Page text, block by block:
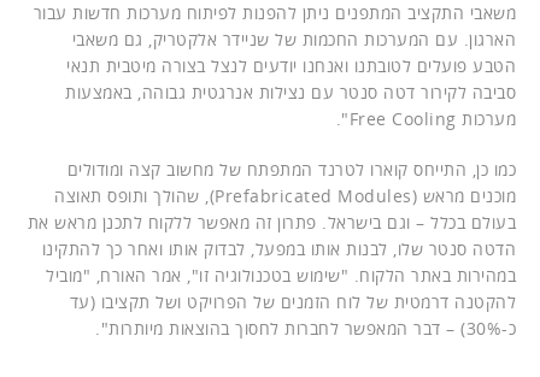
משאבי התקציב המתפנים ניתן להפנות לפיתוח מערכות חדשות עבור
הארגון. עם המערכות החכמות של שניידר אלקטריק, גם משאבי
הטבע פועלים לטובתנו ואנחנו יודעים לנצל בצורה מיטבית תנאי
סביבה לקירור דטה סנטר עם נצילות אנרגטית גבוהה, באמצעות
מערכות Free Cooling".
כמו כן, התייחס קוארו לטרנד המתפתח של מחשוב קצה ומודולים
מוכנים מראש (Prefabricated Modules), שהולך ותופס תאוצה
בעולם בכלל – וגם בישראל. פתרון זה מאפשר ללקוח לתכנן מראש את
הדטה סנטר שלו, לבנות אותו במפעל, לבדוק אותו ואחר כך להתקינו
במהירות באתר הלקוח. "שימוש בטכנולוגיה זו", אמר האורח, "מוביל
להקטנה דרמטית של לוח הזמנים של הפרויקט ושל תקציבו (עד
כ-30%) – דבר המאפשר לחברות לחסוך בהוצאות מיותרות".